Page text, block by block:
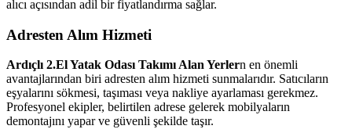
alıcı açısından adil bir fiyatlandırma sağlar.
Adresten Alım Hizmeti
Ardıçlı 2.El Yatak Odası Takımı Alan Yerlern en önemli
avantajlarından biri adresten alım hizmeti sunmalarıdır. Satıcıların
eşyalarını sökmesi, taşıması veya nakliye ayarlaması gerekmez.
Profesyonel ekipler, belirtilen adrese gelerek mobilyaların
demontajını yapar ve güvenli şekilde taşır.